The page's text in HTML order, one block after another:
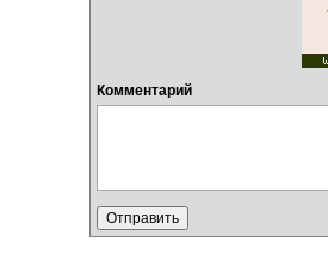
Комментарий